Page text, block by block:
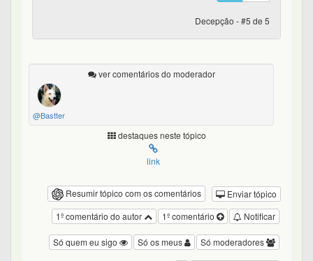
Decepção - #5 de 5
ver comentários do moderador
@Bastter
destaques neste tópico
link
Resumir tópico com os comentários
Enviar tópico
Notificar
1º comentário
1º comentário do autor
Só moderadores
Só os meus
Só quem eu sigo